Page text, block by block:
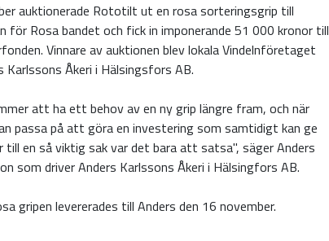
auktionerade Rototilt ut en rosa sorteringsgrip till
för Rosa bandet och fick in imponerande 51 000 kronor till
Vinnare av auktionen blev lokala Vindelnföretaget
Karlssons Åkeri i Hälsingsfors AB.
att ha ett behov av en ny grip längre fram, och när
passa på att göra en investering som samtidigt kan ge
till en så viktig sak var det bara att satsa", säger Anders
som driver Anders Karlssons Åkeri i Hälsingfors AB.
gripen levererades till Anders den 16 november.